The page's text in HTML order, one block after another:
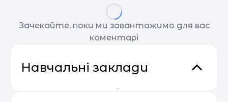
Зачекайте, поки ми завантажимо для вас
коментарі
Навчальні заклади